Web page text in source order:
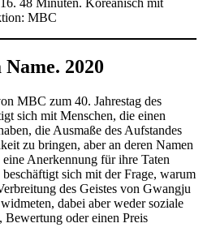
MBC
2020
MBC zum 40. Jahrestag des
sich mit Menschen, die einen
die Ausmaße des Aufstandes
zu bringen, aber an deren Namen
Anerkennung für ihre Taten
sich mit der Frage, warum
des Geistes von Gwangju
dabei aber weder soziale
oder einen Preis